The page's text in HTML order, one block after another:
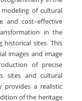
of cultural
and cost-effective
in the
historical sites. This
images and image
of precise
sites, and cultural
a realistic
of the heritage